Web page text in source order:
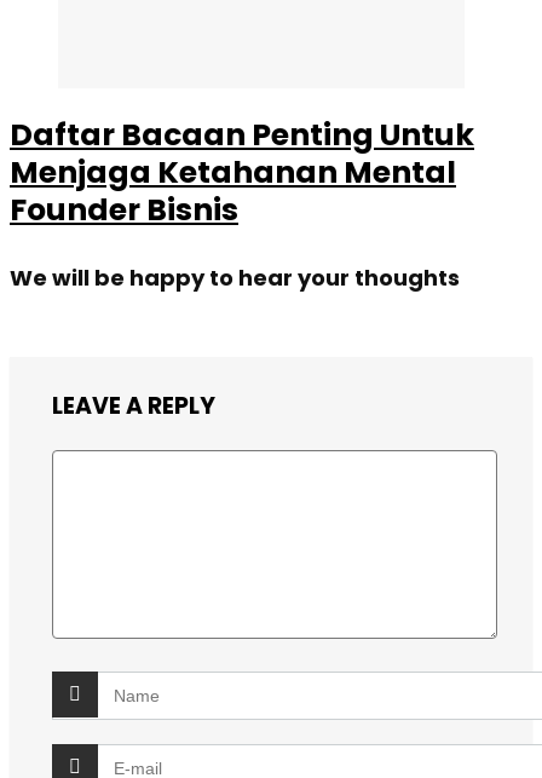
Daftar Bacaan Penting Untuk
Menjaga Ketahanan Mental
Founder Bisnis
We will be happy to hear your thoughts
LEAVE A REPLY